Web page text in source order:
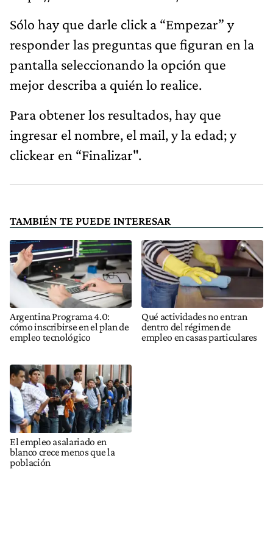
Sólo hay que darle click a “Empezar” y
responder las preguntas que figuran en la
pantalla seleccionando la opción que
mejor describa a quién lo realice.
Para obtener los resultados, hay que
ingresar el nombre, el mail, y la edad; y
clickear en “Finalizar".
TAMBIÉN TE PUEDE INTERESAR
Argentina Programa 4.0:
cómo inscribirse en el plan de
empleo tecnológico
Qué actividades no entran
dentro del régimen de
empleo en casas particulares
El empleo asalariado en
blanco crece menos que la
población